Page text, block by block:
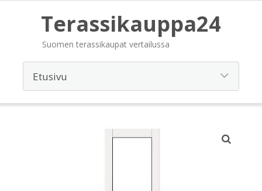
Terassikauppa24
Suomen terassikaupat vertailussa